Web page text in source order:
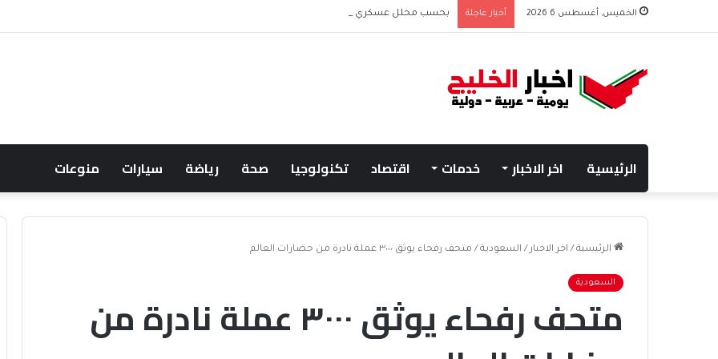
الخميس, أغسطس 6 2026 أخبار عاجلة بحسب محلل عسكري التحالف البحري السعودي يعزز أمن الملاحة الإقليمية والدولية
الرئيسية اخر الاخبار خدمات اقتصاد تكنولوجيا صحة رياضة سيارات منوعات
الرئيسية / اخر الاخبار / السعودية / متحف رفحاء يوثق ٣٠٠٠ عملة نادرة من حضارات العالم
السعودية
متحف رفحاء يوثق ٣٠٠٠ عملة نادرة من